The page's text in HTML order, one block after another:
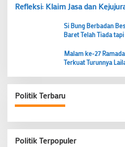
Refleksi: Klaim Jasa dan
Si Bung Berbadan
Baret Telah Tiada
Malam ke-27
Terkuat Turunnya
Politik Terbaru
Politik Terpopuler